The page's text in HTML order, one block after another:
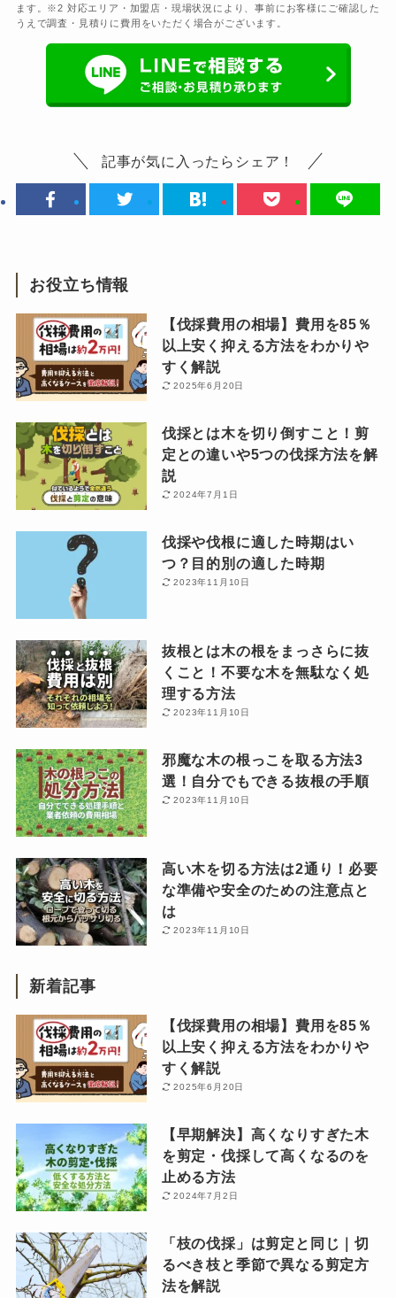
ます。※2 対応エリア・加盟店・現場状況により、事前にお客様にご確認した
うえで調査・見積りに費用をいただく場合がございます。
記事が気に入ったらシェア！
お役立ち情報
【伐採費用の相場】費用を85％
以上安く抑える方法をわかりや
すく解説
2025年6月20日
伐採とは木を切り倒すこと！剪
定との違いや5つの伐採方法を解
説
2024年7月1日
伐採や伐根に適した時期はい
つ？目的別の適した時期
2023年11月10日
抜根とは木の根をまっさらに抜
くこと！不要な木を無駄なく処
理する方法
2023年11月10日
邪魔な木の根っこを取る方法3
選！自分でもできる抜根の手順
2023年11月10日
高い木を切る方法は2通り！必要
な準備や安全のための注意点と
は
2023年11月10日
新着記事
【伐採費用の相場】費用を85％
以上安く抑える方法をわかりや
すく解説
2025年6月20日
【早期解決】高くなりすぎた木
を剪定・伐採して高くなるのを
止める方法
2024年7月2日
「枝の伐採」は剪定と同じ｜切
るべき枝と季節で異なる剪定方
法を解説